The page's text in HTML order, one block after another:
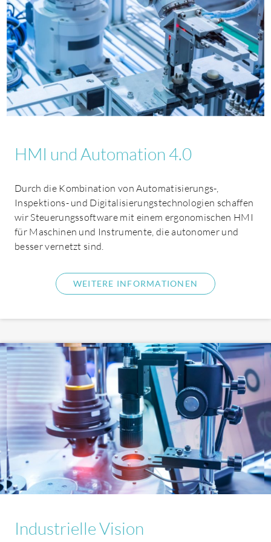
Produkte
Sie leiten eine Produktionsstätte und stehen vor der
Herausforderung, Ihre Kosten zu senken, Ihre Rückverfolgbarkeit
und Qualität zu verbessern und Ihre Produktion zu digitalisieren?
Entdecken Sie die Leistungen, die Ihnen zur Verfügung stehen!
Uhren Medizinisch Elektronik
Mechanik
Mikromechanik
HMI und Automation 4.0
Durch die Kombination von Automatisierungs-,
Inspektions- und Digitalisierungstechnologien schaffen
wir Steuerungssoftware mit einem ergonomischen HMI
für Maschinen und Instrumente, die autonomer und
besser vernetzt sind.
WEITERE INFORMATIONEN
Industrielle Vision